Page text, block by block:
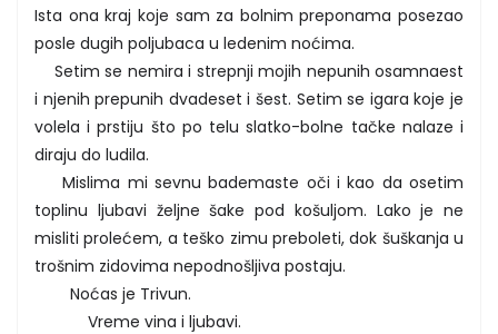
Ista ona kraj koje sam za bolnim preponama posezao
posle dugih poljubaca u ledenim noćima.
Setim se nemira i strepnji mojih nepunih osamnaest
i njenih prepunih dvadeset i šest. Setim se igara koje je
volela i prstiju što po telu slatko-bolne tačke nalaze i
diraju do ludila.
Mislima mi sevnu bademaste oči i kao da osetim
toplinu ljubavi željne šake pod košuljom. Lako je ne
misliti prolećem, a teško zimu preboleti, dok šuškanja u
trošnim zidovima nepodnošljiva postaju.
Noćas je Trivun.
Vreme vina i ljubavi.